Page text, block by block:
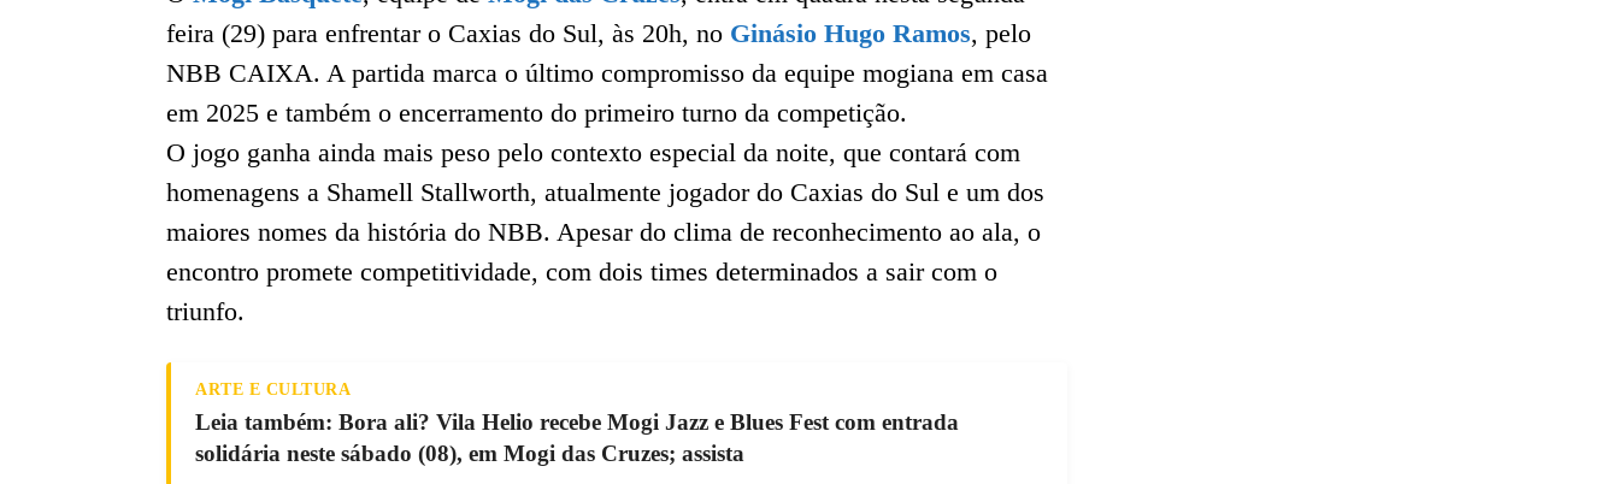
feira (29) para enfrentar o Caxias do Sul, às 20h, no Ginásio Hugo Ramos, pelo
NBB CAIXA. A partida marca o último compromisso da equipe mogiana em casa
em 2025 e também o encerramento do primeiro turno da competição.
O jogo ganha ainda mais peso pelo contexto especial da noite, que contará com
homenagens a Shamell Stallworth, atualmente jogador do Caxias do Sul e um dos
maiores nomes da história do NBB. Apesar do clima de reconhecimento ao ala, o
encontro promete competitividade, com dois times determinados a sair com o
triunfo.
ARTE E CULTURA
Leia também: Bora ali? Vila Helio recebe Mogi Jazz e Blues Fest com entrada
solidária neste sábado (08), em Mogi das Cruzes; assista